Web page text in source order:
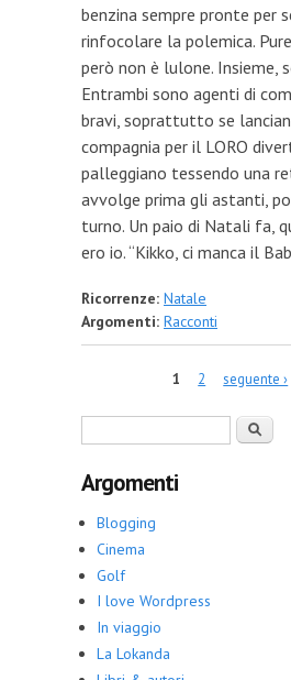
benzina sempre pronte per
rinfocolare la polemica.
però non è lulone. Insieme,
Entrambi sono agenti di
bravi, soprattutto se
compagnia per il LORO
palleggiano tessendo una
avvolge prima gli astanti,
turno. Un paio di Natali fa,
ero io. “Kikko, ci manca il
Ricorrenze: Natale
Argomenti: Racconti
1 2 seguente ›
Cerca
Argomenti
Blogging
Cinema
Golf
I love Wordpress
In viaggio
La Lokanda